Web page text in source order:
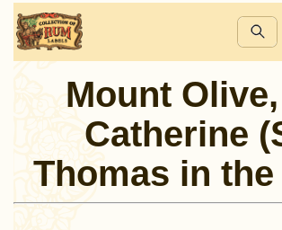
Mount
Catherine
Thomas in the